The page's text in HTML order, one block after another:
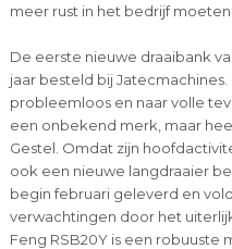
meer rust in het bedrijf
De eerste nieuwe draaibank
jaar besteld bij
probleemloos en naar volle
een onbekend merk, maar
Gestel. Omdat zijn
ook een nieuwe langdraaier
begin februari geleverd en
verwachtingen door het
Feng RSB20Y is een robuuste